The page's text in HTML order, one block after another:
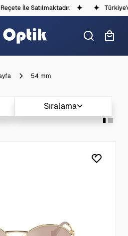
İle Satılmaktadır.
54 mm
Sıralama